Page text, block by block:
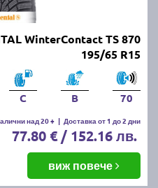
WinterContact TS 870
195/65 R15
C B 70
над 20 + | Доставка от 1 до 2 дни
77.80 € / 152.16 лв.
виж повече